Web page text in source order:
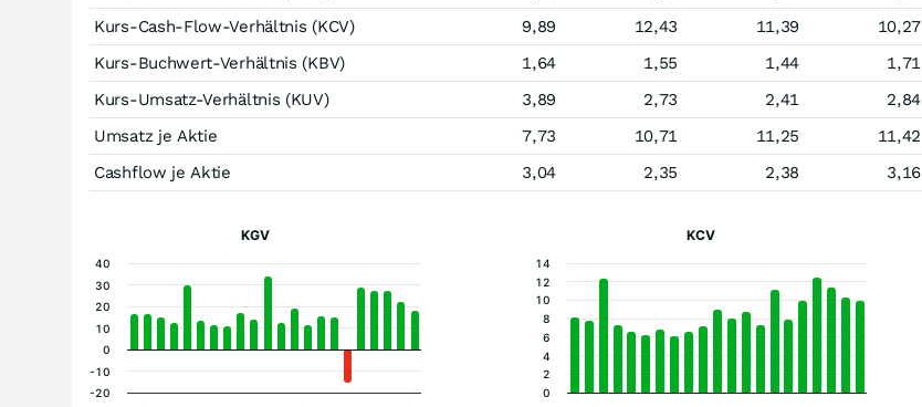
Kurs-Cash-Flow-Verhältnis (KCV)
9,89 12,43 11,39 10,27
Kurs-Buchwert-Verhältnis (KBV)
1,64 1,55 1,44 1,71
Kurs-Umsatz-Verhältnis (KUV)
3,89 2,73 2,41 2,84
Umsatz je Aktie
7,73 10,71 11,25 11,42
Cashflow je Aktie
3,04 2,35 2,38 3,16
KGV
-20
-10
0
10
20
30
40
KCV
0
2
4
6
8
10
12
14